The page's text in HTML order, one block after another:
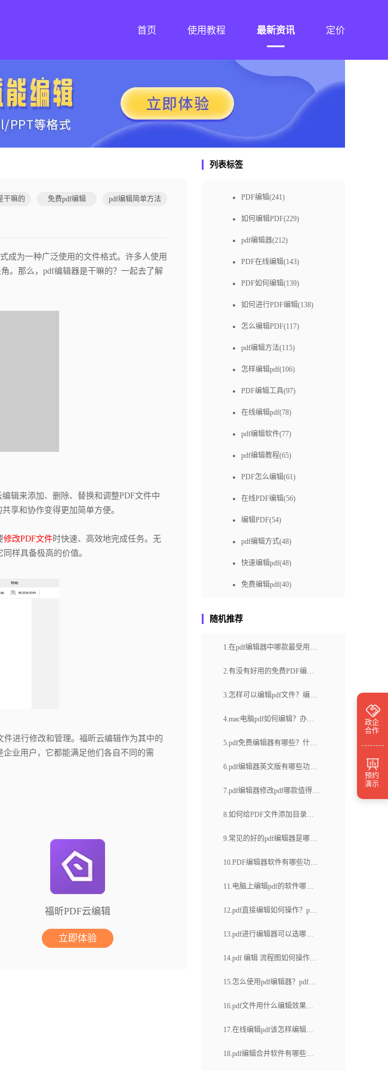
首页 使用教程 最新资讯 定价
干嘛的 免费pdf编辑 pdf编辑简单方法
为一种广泛使用的文件格式。许多人使用
。那么，pdf编辑器是干嘛的？一起去了解
辑来添加、删除、替换和调整PDF文件中
享和协作变得更加简单方便。
修改PDF文件时快速、高效地完成任务。无
样具备极高的价值。
进行修改和管理。福昕云编辑作为其中的
业用户，它都能满足他们各自不同的需
福昕PDF云编辑
立即体验
列表标签
PDF编辑(241)
如何编辑PDF(229)
pdf编辑器(212)
PDF在线编辑(143)
PDF如何编辑(139)
如何进行PDF编辑(138)
怎么编辑PDF(117)
pdf编辑方法(115)
怎样编辑pdf(106)
PDF编辑工具(97)
在线编辑pdf(78)
pdf编辑软件(77)
pdf编辑教程(65)
PDF怎么编辑(61)
在线PDF编辑(56)
编辑PDF(54)
pdf编辑方式(48)
快速编辑pdf(48)
免费编辑pdf(40)
如何进行PDF在线编辑(36)
pdf编辑怎样做(34)
免费pdf编辑(31)
如何在线编辑PDF(30)
随机推荐
1.在pdf编辑器中哪款最受用户
欢迎？怎么删除PDF文件中的
2.有没有好用的免费PDF编辑
器软件？你知道哪些免费的
3.怎样可以编辑pdf文件？编辑
pdf文件有哪些注意事项？
4.mac电脑pdf如何编辑？办公
用什么工具更加实用？
5.pdf免费编辑器有哪些？什么
线上办公工具好用？
6.pdf编辑器英文版有哪些功
能？如何编辑英文pdf文档？
7.pdf编辑器修改pdf哪款值得选
择？如何在pdf文件页面上添加
8.如何给PDF文件添加目录？
pdf文件编辑目录能带来什么好
9.常见的好的pdf编辑器是哪
个？福昕云编辑具有什么优
10.PDF编辑器软件有哪些功
能？pdf怎么编辑？
11.电脑上编辑pdf的软件哪个
好？电脑上怎么在线编辑pdf?
12.pdf直接编辑如何操作？pdf
云编辑有哪些功能？
13.pdf进行编辑器可以选哪
个？pdf页面编辑怎么实现？
14.pdf 编辑 流程图如何操作？
PDF页面边距如何调整？
15.怎么使用pdf编辑器？pdf编
辑器具有哪些功能？
16.pdf文件用什么编辑效果
好？pdf文档如何编辑修改？
17.在线编辑pdf该怎样编辑呢?
有什么好用的软件推荐？
18.pdf编辑合并软件有哪些？
政企
合作
预约
演示